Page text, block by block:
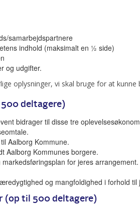
samarbejdspartnere
indhold (maksimalt en ½ side)
og udgifter.
oplysninger, vi skal bruge for at kunne
500 deltagere)
bidrager til disse tre
Aalborg Kommune.
Aalborg Kommunes borgere.
markedsføringsplan for jeres
og mangfoldighed i forhold til
(op til 500 deltagere)